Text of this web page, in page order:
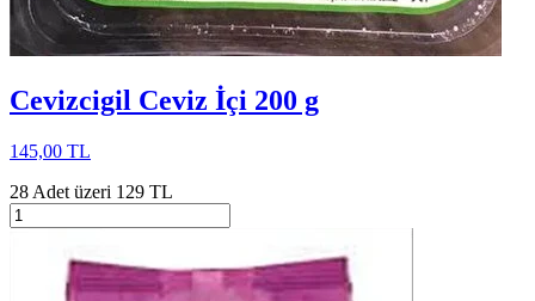
Cevizcigil Ceviz İçi 200 g
145,00 TL
28 Adet üzeri 129 TL